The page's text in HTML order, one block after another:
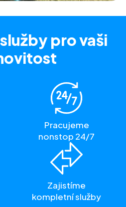
pro vaši
Pracujeme
nonstop 24/7
Zajistíme
kompletní služby